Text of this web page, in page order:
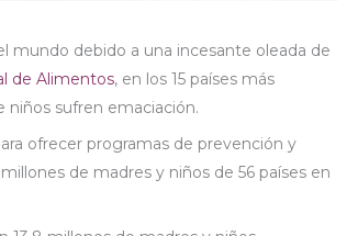
mundo debido a una incesante oleada de
de Alimentos, en los 15 países más
niños sufren emaciación.
ofrecer programas de prevención y
de madres y niños de 56 países en